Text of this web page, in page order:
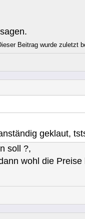
Beitrag wurde zuletzt
geklaut,
soll ?,
wohl die